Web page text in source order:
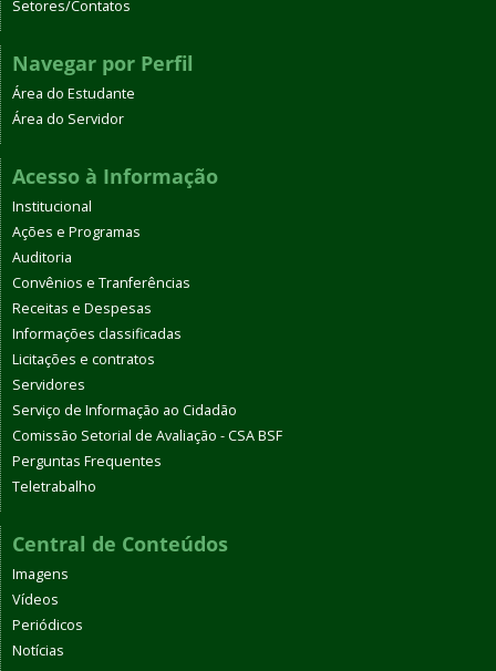
Setores/Contatos
Navegar por Perfil
Área do Estudante
Área do Servidor
Acesso à Informação
Institucional
Ações e Programas
Auditoria
Convênios e Tranferências
Receitas e Despesas
Informações classificadas
Licitações e contratos
Servidores
Serviço de Informação ao Cidadão
Comissão Setorial de Avaliação - CSA BSF
Perguntas Frequentes
Teletrabalho
Central de Conteúdos
Imagens
Vídeos
Periódicos
Notícias